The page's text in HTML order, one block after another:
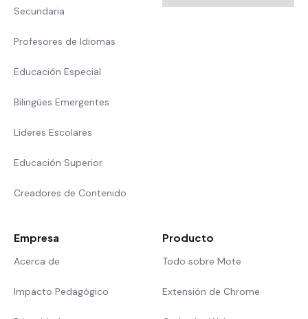
Secundaria
Profesores de Idiomas
Educación Especial
Bilingües Emergentes
Líderes Escolares
Educación Superior
Creadores de Contenido
Empresa
Acerca de
Impacto Pedagógico
Producto
Todo sobre Mote
Extensión de Chrome